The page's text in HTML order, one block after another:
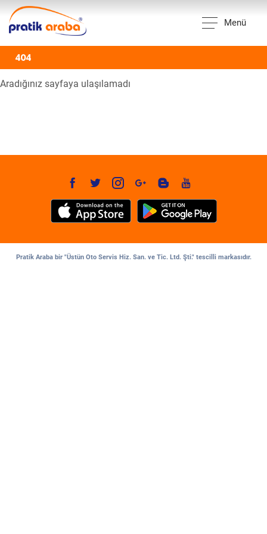
Menü
404
Aradığınız sayfaya ulaşılamadı
Pratik Araba bir "Üstün Oto Servis Hiz. San. ve Tic. Ltd. Şti." tescilli markasıdır.